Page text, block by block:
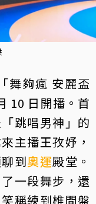
舞夠瘋 安麗盃
10 日開播。首
跳唱男神」的
主播王孜妤，
到奧運殿堂。
一段舞步，還
稱練到椎間盤